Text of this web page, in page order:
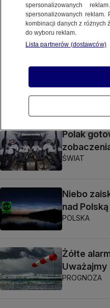
Dwie
okna
lał"
POLSKA
Trąby
miasta.
ŚWIAT
Polak
ŚWIAT
Niebo
nad Polską
POLSKA
Żółte
Uważajmy
PROGNOZA
spersonalizowanych
spersonalizowanych reklam.
kombinacji danych z różnych
do wyboru reklam.
Lista partnerów (dostawców)